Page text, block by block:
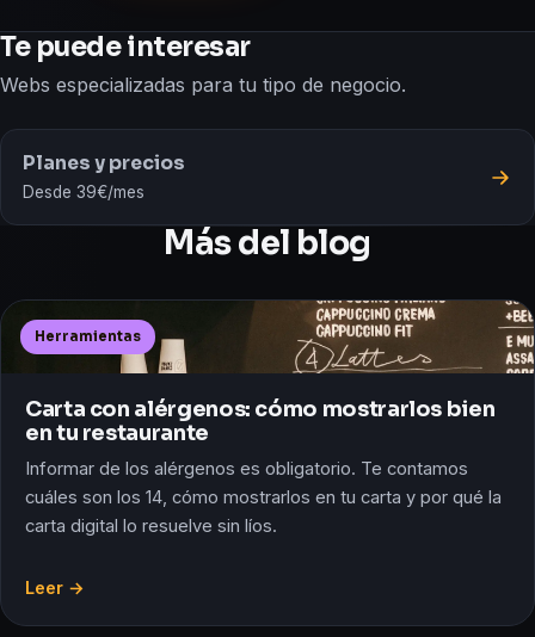
Te puede interesar
Webs especializadas para tu tipo de negocio.
Planes y precios
Desde 39€/mes
Más del blog
Herramientas
Carta con alérgenos: cómo mostrarlos bien
en tu restaurante
Informar de los alérgenos es obligatorio. Te contamos
cuáles son los 14, cómo mostrarlos en tu carta y por qué la
carta digital lo resuelve sin líos.
Leer →